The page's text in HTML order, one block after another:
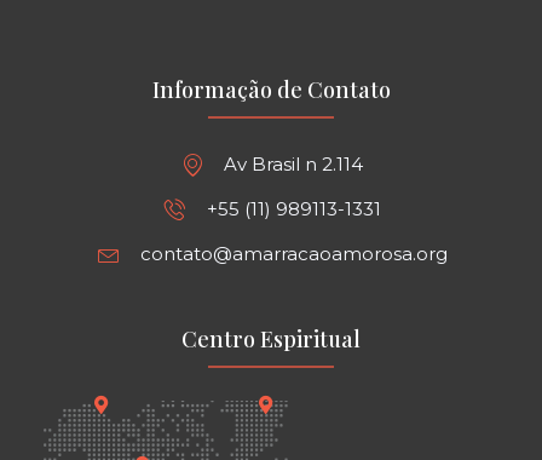
Informação de Contato
Av Brasil n 2.114
+55 (11) 989113-1331
contato@amarracaoamorosa.org
Centro Espiritual